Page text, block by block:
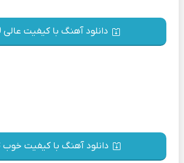
دانلود آهنگ با کیفیت عالی 320
دانلود آهنگ با کیفیت خوب 128